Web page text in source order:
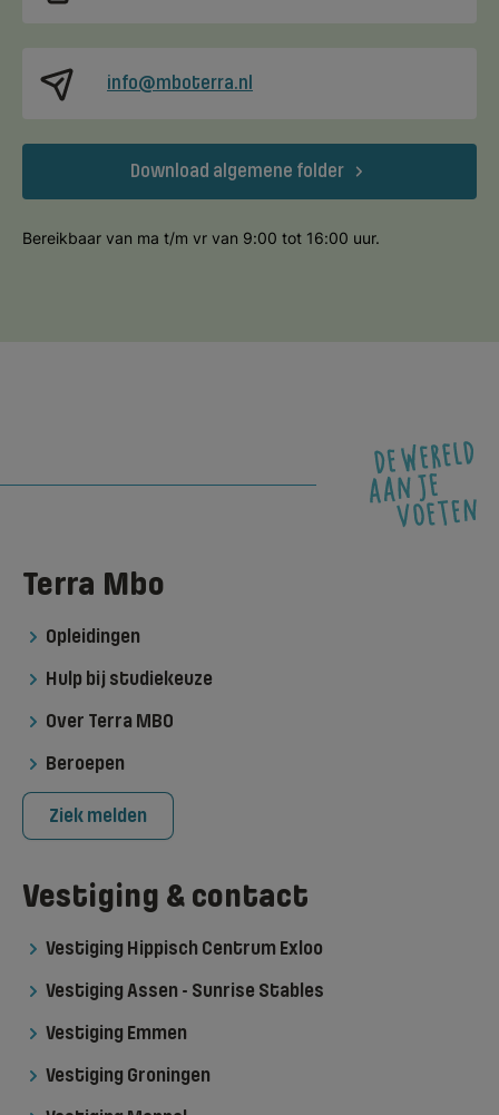
info@mboterra.nl
Download algemene folder
Bereikbaar van ma t/m vr van 9:00 tot 16:00 uur.
Terra Mbo
Opleidingen
Hulp bij studiekeuze
Over Terra MBO
Beroepen
Ziek melden
Vestiging & contact
Vestiging Hippisch Centrum Exloo
Vestiging Assen - Sunrise Stables
Vestiging Emmen
Vestiging Groningen